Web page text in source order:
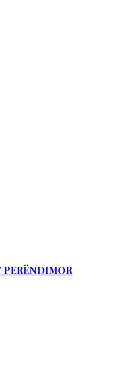
PERËNDIMOR